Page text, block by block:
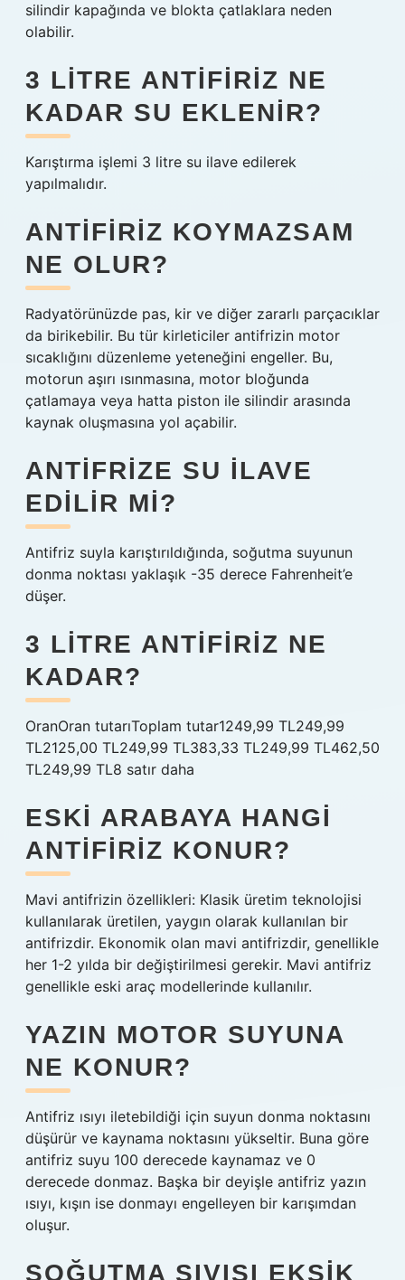
silindir kapağında ve blokta çatlaklara neden
olabilir.
3 LITRE ANTIFIRIZ NE
KADAR SU EKLENIR?
Karıştırma işlemi 3 litre su ilave edilerek
yapılmalıdır.
ANTIFIRIZ KOYMAZSAM
NE OLUR?
Radyatörünüzde pas, kir ve diğer zararlı parçacıklar
da birikebilir. Bu tür kirleticiler antifrizin motor
sıcaklığını düzenleme yeteneğini engeller. Bu,
motorun aşırı ısınmasına, motor bloğunda
çatlamaya veya hatta piston ile silindir arasında
kaynak oluşmasına yol açabilir.
ANTIFRIZE SU ILAVE
EDILIR MI?
Antifriz suyla karıştırıldığında, soğutma suyunun
donma noktası yaklaşık -35 derece Fahrenheit’e
düşer.
3 LITRE ANTIFIRIZ NE
KADAR?
OranOran tutarıToplam tutar1249,99 TL249,99
TL2125,00 TL249,99 TL383,33 TL249,99 TL462,50
TL249,99 TL8 satır daha
ESKI ARABAYA HANGI
ANTIFIRIZ KONUR?
Mavi antifrizin özellikleri: Klasik üretim teknolojisi
kullanılarak üretilen, yaygın olarak kullanılan bir
antifrizdir. Ekonomik olan mavi antifrizdir, genellikle
her 1-2 yılda bir değiştirilmesi gerekir. Mavi antifriz
genellikle eski araç modellerinde kullanılır.
YAZIN MOTOR SUYUNA
NE KONUR?
Antifriz ısıyı iletebildiği için suyun donma noktasını
düşürür ve kaynama noktasını yükseltir. Buna göre
antifriz suyu 100 derecede kaynamaz ve 0
derecede donmaz. Başka bir deyişle antifriz yazın
ısıyı, kışın ise donmayı engelleyen bir karışımdan
oluşur.
SOĞUTMA SIVISI EKSIK